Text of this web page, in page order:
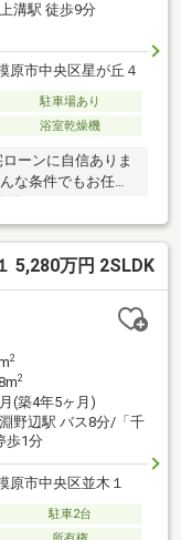
溝駅 徒歩9分
原市中央区星が丘４
駐車場あり
浴室乾燥機
ーンに自信ありま
な条件でもお任せ
は土日に限らず平
ではお客様が安心
ります。経験豊富
します。お住まい
は0120-60-
い♪スマートフォ
す♪
5,280万円 2SLDK
2
2
(築4年5ヶ月)
淵野辺駅 バス8分/「千
歩1分
原市中央区並木１
駐車2台